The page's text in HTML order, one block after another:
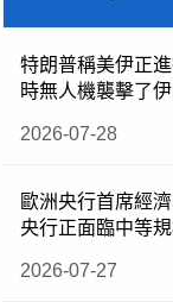
特朗普稱美伊正進
時無人機襲擊了
2026-07-28
歐洲央行首席經
央行正面臨中等
2026-07-27